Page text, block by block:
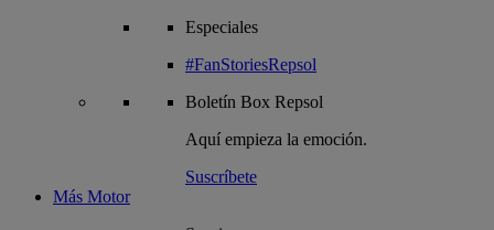
Especiales
#FanStoriesRepsol
Boletín Box Repsol
Aquí empieza la emoción.
Suscríbete
Más Motor